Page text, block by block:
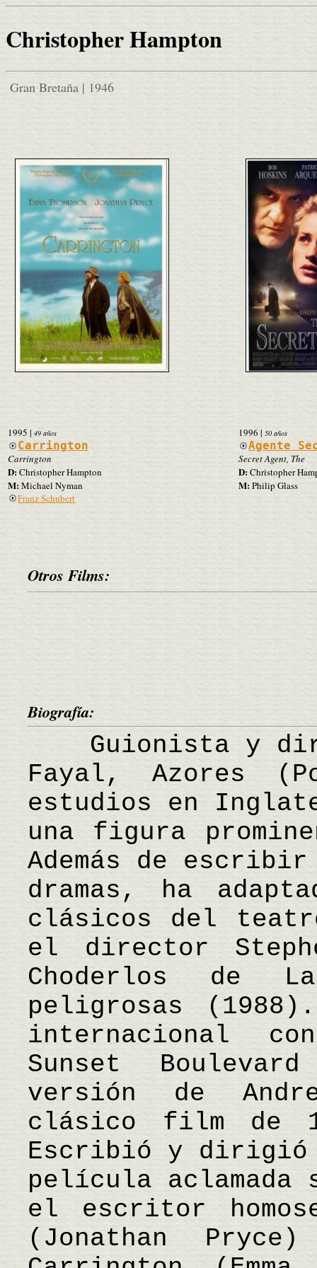
Christopher Hampton
Gran Bretaña | 1946
1995 | 49 años
Carrington
Carrington
D:Christopher Hampton
M:Michael Nyman
Franz Schubert
1996 | 50 años
Agente
Secret Agent, The
D:Christopher
M:Philip Glass
Otros Films:
Biografía:
Guionista y
Fayal, Azores
estudios en
una figura
Además de
dramas, ha
clásicos del
el director
Choderlos de
peligrosas
internacional
Sunset
versión de
clásico film de
Escribió y dirigió
película
el escritor
(Jonathan